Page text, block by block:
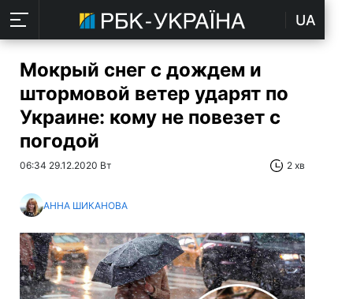
UA
Мокрый снег с дождем и
штормовой ветер ударят по
Украине: кому не повезет с
погодой
06:34 29.12.2020 Вт 2 хв
АННА ШИКАНОВА